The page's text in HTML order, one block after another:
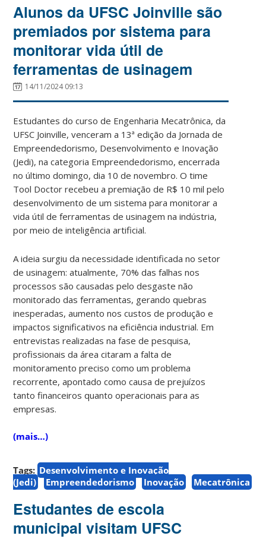
Alunos da UFSC Joinville são
premiados por sistema para
monitorar vida útil de
ferramentas de usinagem
14/11/2024 09:13
Estudantes do curso de Engenharia Mecatrônica, da
UFSC Joinville, venceram a 13ª edição da Jornada de
Empreendedorismo, Desenvolvimento e Inovação
(Jedi), na categoria Empreendedorismo, encerrada
no último domingo, dia 10 de novembro. O time
Tool Doctor recebeu a premiação de R$ 10 mil pelo
desenvolvimento de um sistema para monitorar a
vida útil de ferramentas de usinagem na indústria,
por meio de inteligência artificial.
A ideia surgiu da necessidade identificada no setor
de usinagem: atualmente, 70% das falhas nos
processos são causadas pelo desgaste não
monitorado das ferramentas, gerando quebras
inesperadas, aumento nos custos de produção e
impactos significativos na eficiência industrial. Em
entrevistas realizadas na fase de pesquisa,
profissionais da área citaram a falta de
monitoramento preciso como um problema
recorrente, apontado como causa de prejuízos
tanto financeiros quanto operacionais para as
empresas.
(mais…)
Tags: Desenvolvimento e Inovação
(Jedi)
Empreendedorismo Inovação Mecatrônica
Estudantes de escola
municipal visitam UFSC